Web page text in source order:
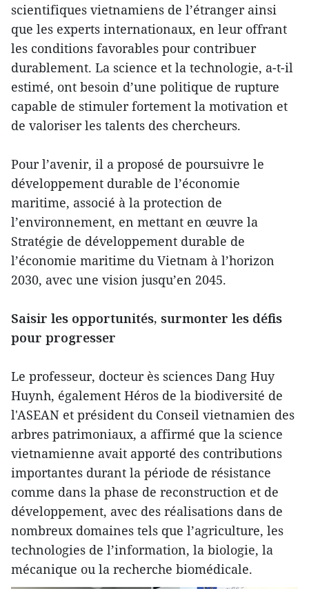
scientifiques vietnamiens de l’étranger ainsi
que les experts internationaux, en leur offrant
les conditions favorables pour contribuer
durablement. La science et la technologie, a-t-il
estimé, ont besoin d’une politique de rupture
capable de stimuler fortement la motivation et
de valoriser les talents des chercheurs.
Pour l’avenir, il a proposé de poursuivre le
développement durable de l’économie
maritime, associé à la protection de
l’environnement, en mettant en œuvre la
Stratégie de développement durable de
l’économie maritime du Vietnam à l’horizon
2030, avec une vision jusqu’en 2045.
Saisir les opportunités, surmonter les défis
pour progresser
Le professeur, docteur ès sciences Dang Huy
Huynh, également Héros de la biodiversité de
l'ASEAN et président du Conseil vietnamien des
arbres patrimoniaux, a affirmé que la science
vietnamienne avait apporté des contributions
importantes durant la période de résistance
comme dans la phase de reconstruction et de
développement, avec des réalisations dans de
nombreux domaines tels que l’agriculture, les
technologies de l’information, la biologie, la
mécanique ou la recherche biomédicale.